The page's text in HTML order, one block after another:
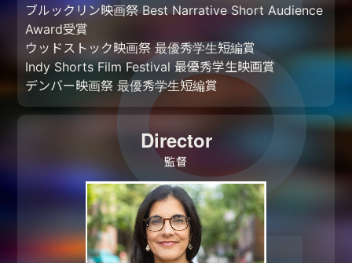
ブルックリン映画祭 Best Narrative Short Audience
Award受賞
ウッドストック映画祭 最優秀学生短編賞
Indy Shorts Film Festival 最優秀学生映画賞
デンバー映画祭 最優秀学生短編賞
Director
監督